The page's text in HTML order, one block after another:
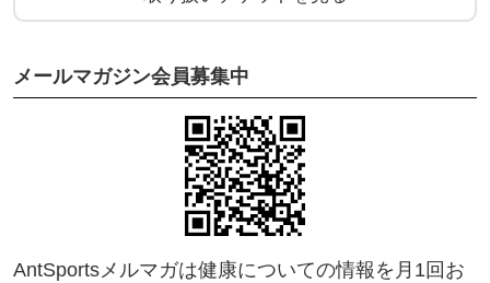
メールマガジン会員募集中
AntSportsメルマガは健康についての情報を月1回お